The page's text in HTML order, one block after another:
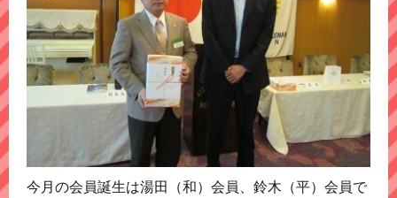
今月の会員誕生は湯田（和）会員、鈴木（平）会員で